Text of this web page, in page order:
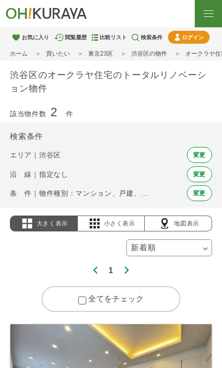
お気に入り 閲覧履歴 比較リスト 検索条件 ログイン
ホーム 買いたい 東京23区 渋谷区の物件 オークラヤ
渋谷区のオークラヤ住宅のトータルリノベーシ
ョン物件
該当物件数 2 件
検索条件
エリア｜渋谷区 変更
沿 線｜指定なし 変更
変更
大きく表示 小さく表示 地図表示
1
全てをチェック